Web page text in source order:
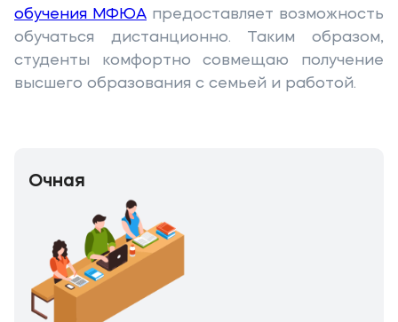
обучения МФЮА предоставляет возможность
обучаться дистанционно. Таким образом,
студенты комфортно совмещаю получение
высшего образования с семьей и работой.
Очная